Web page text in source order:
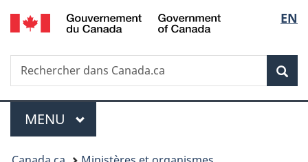
Passer
au
principal
Passer
à
Au
du
Passer
à
version
simplifiée
de
la
EN
Recherche
Rechercher
dans
Menu
MENU PRINCIPAL
Vous